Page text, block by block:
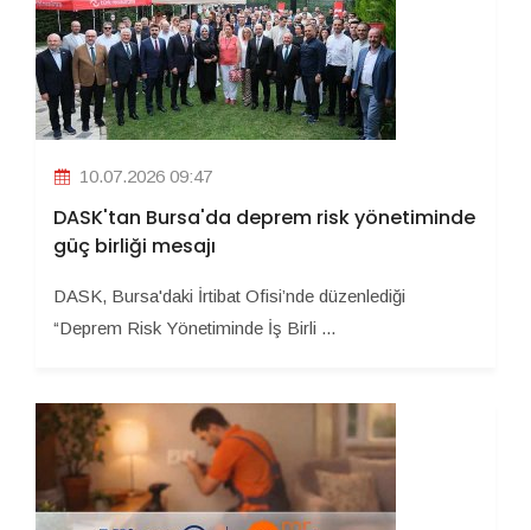
10.07.2026 09:47
DASK'tan Bursa'da deprem risk yönetiminde
güç birliği mesajı
DASK, Bursa'daki İrtibat Ofisi’nde düzenlediği
“Deprem Risk Yönetiminde İş Birli ...